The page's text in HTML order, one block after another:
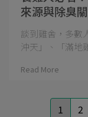
來源與除臭
談到雞舍，多數
沖天」、「滿地
Read More
1 2